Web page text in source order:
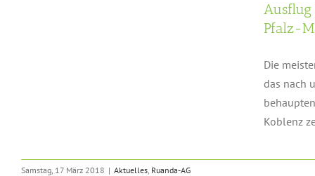
Pfalz-
Die
das nach
Koblenz
Samstag, 17 März 2018 | Aktuelles, Ruanda-AG